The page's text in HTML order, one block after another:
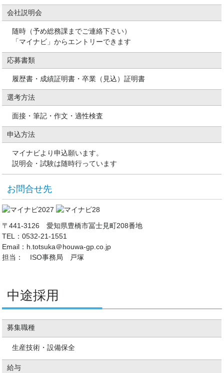
会社説明会
随時（予め総務課までご連絡下さい）
「マイナビ」からエントリーできます
応募書類
履歴書・成績証明書・卒業（見込）証明書
選考方法
面接・筆記・作文・適性検査
申込方法
マイナビより申込願います。
説明会・試験は随時行っています
お問合せ先
〒441-3126 愛知県豊橋市冨士見町208番地
TEL：0532-21-1551
Email：h.totsuka＠houwa-gp.co.jp
担当： ISO事務局 戸塚
中途採用
募集職種
生産技術・設備保全
給与